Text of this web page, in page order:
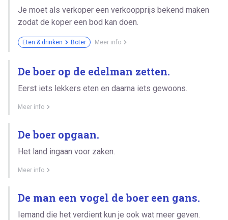
Je moet als verkoper een verkoopprijs bekend maken
zodat de koper een bod kan doen.
Eten & drinken Boter Meer info
De boer op de edelman zetten.
Eerst iets lekkers eten en daarna iets gewoons.
Meer info
De boer opgaan.
Het land ingaan voor zaken.
Meer info
De man een vogel de boer een gans.
Iemand die het verdient kun je ook wat meer geven.